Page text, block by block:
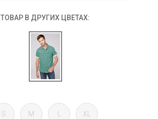
ТОВАР В ДРУГИХ ЦВЕТАХ:
S M L XL